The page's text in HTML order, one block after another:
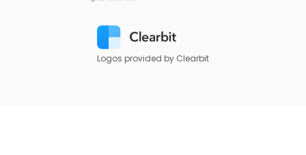
Logos provided by Clearbit